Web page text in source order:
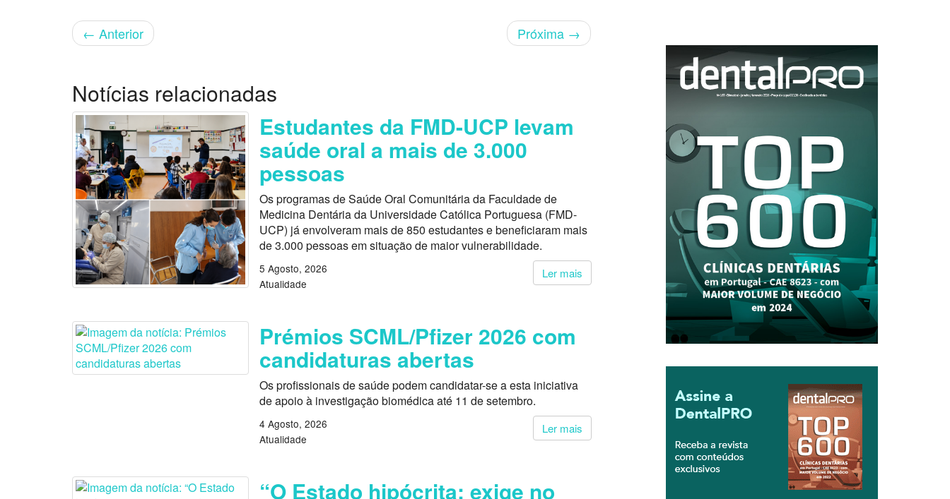
← Anterior Próxima →
Notícias relacionadas
Estudantes da FMD-UCP levam
saúde oral a mais de 3.000
pessoas
Os programas de Saúde Oral Comunitária da Faculdade de
Medicina Dentária da Universidade Católica Portuguesa (FMD-
UCP) já envolveram mais de 850 estudantes e beneficiaram mais
de 3.000 pessoas em situação de maior vulnerabilidade.
Ler mais
5 Agosto, 2026
Atualidade
Prémios SCML/Pfizer 2026 com
candidaturas abertas
Os profissionais de saúde podem candidatar-se a esta iniciativa
de apoio à investigação biomédica até 11 de setembro.
Ler mais
4 Agosto, 2026
Atualidade
“O Estado hipócrita: exige no